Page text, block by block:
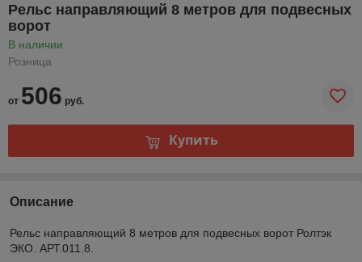
Рельс направляющий 8 метров для подвесных
ворот
В наличии
Розница
от 506 руб.
Купить
Описание
Рельс направляющий 8 метров для подвесных ворот Ролтэк
ЭКО. АРТ.011.8.